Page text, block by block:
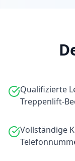
Qualifizierte
Treppenlift-
Vollständige